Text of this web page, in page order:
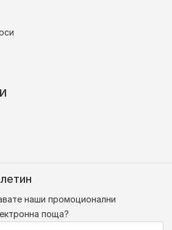
наши промоционални
поща?